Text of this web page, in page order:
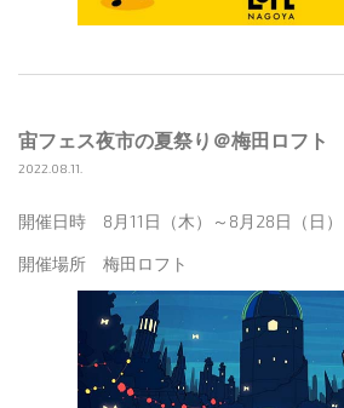
宙フェス夜市の夏祭り＠梅田ロフト
2022.08.11.
開催日時 8月11日（木）～8月28日（日）
開催場所 梅田ロフト